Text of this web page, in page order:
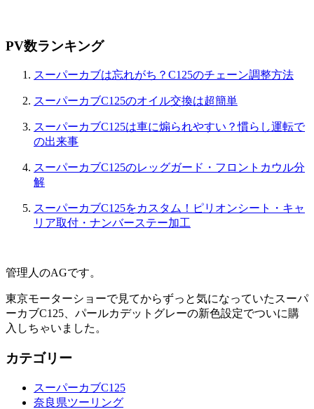
PV数ランキング
スーパーカブは忘れがち？C125のチェーン調整方法
スーパーカブC125のオイル交換は超簡単
スーパーカブC125は車に煽られやすい？慣らし運転で
の出来事
スーパーカブC125のレッグガード・フロントカウル分
解
スーパーカブC125をカスタム！ピリオンシート・キャ
リア取付・ナンバーステー加工
管理人のAGです。
東京モーターショーで見てからずっと気になっていたスーパ
ーカブC125、パールカデットグレーの新色設定でついに購
入しちゃいました。
カテゴリー
スーパーカブC125
奈良県ツーリング